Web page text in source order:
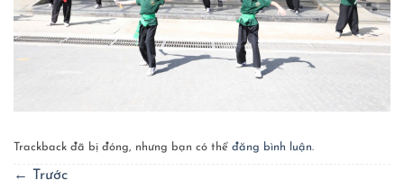
Trackback đã bị đóng, nhưng bạn có thể đăng bình luận.
←
Trước